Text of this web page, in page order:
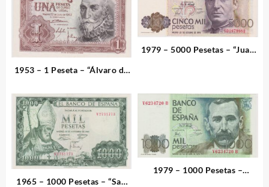
1953 – 1 Peseta – “Álvaro de
1979 – 5000 Pesetas – “Juan
1965 – 1000 Pesetas – “San
1979 – 1000 Pesetas –